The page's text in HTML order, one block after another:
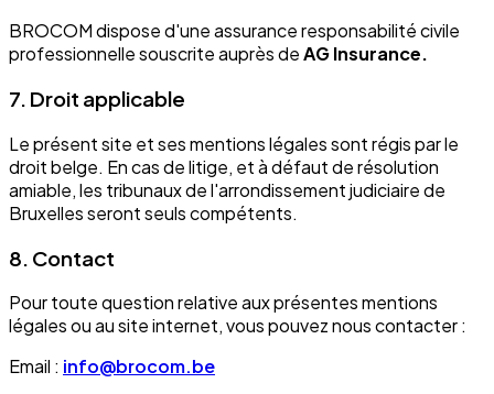
BROCOM dispose d'une assurance responsabilité civile
professionnelle souscrite auprès deAG Insurance.
7. Droit applicable
Le présent site et ses mentions légales sont régis par le
droit belge. En cas de litige, et à défaut de résolution
amiable, les tribunaux de l'arrondissement judiciaire de
Bruxelles seront seuls compétents.
8. Contact
Pour toute question relative aux présentes mentions
légales ou au site internet, vous pouvez nous contacter :
Email : info@brocom.be